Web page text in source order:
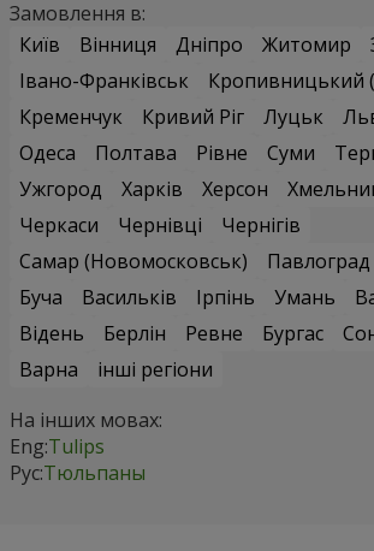
Замовлення в:
Київ
Вінниця Дніпро Житомир
Івано-Франківськ
Кропивницький
Кременчук
Кривий Ріг Луцьк
Одеса
Полтава Рівне Суми
Ужгород
Харків Херсон
Черкаси
Чернівці
Чернігів
Самар (Новомосковськ)
Павлоград
Буча
Васильків Ірпінь Умань
Відень
Берлін Ревне Бургас
Варна
інші регіони
На інших мовах:
Eng:Tulips
Рус:Тюльпаны